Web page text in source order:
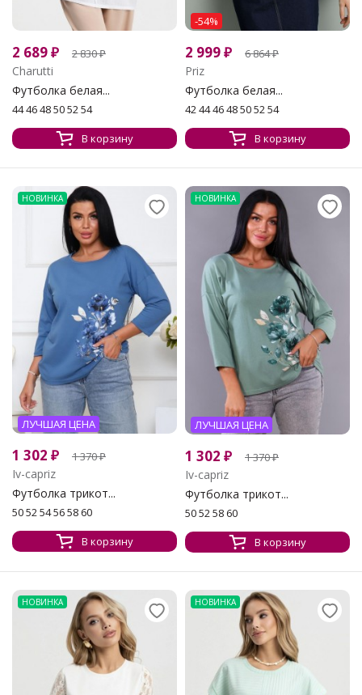
2 689₽ 2 830₽
Charutti
Футболка белая...
44 46 48 50 52 54
В корзину
-54%
2 999₽ 6 864₽
Priz
Футболка белая...
42 44 46 48 50 52 54
В корзину
НОВИНКА
ЛУЧШАЯ ЦЕНА
1 302 ₽ 1 370₽
Iv-capriz
Футболка трикот...
50 52 54 56 58 60
В корзину
НОВИНКА
ЛУЧШАЯ ЦЕНА
1 302 ₽ 1 370₽
Iv-capriz
Футболка трикот...
50 52 58 60
В корзину
НОВИНКА НОВИНКА